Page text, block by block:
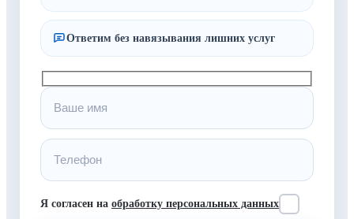
Ответим без навязывания лишних услуг
Я согласен на обработку персональных данных